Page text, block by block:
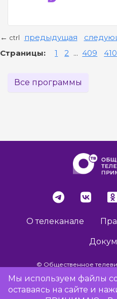
← ctrl предыдущая
Страницы: 1 2 ... 409 410
Все программы
О телеканале
© Общественное
Мы используем файлы
оставаясь на сайте и